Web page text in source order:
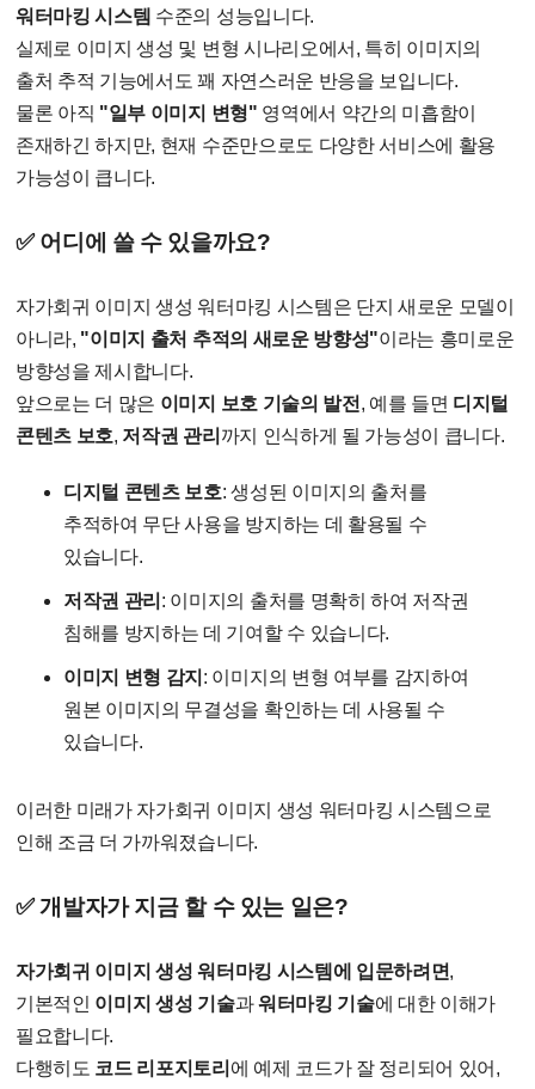
워터마킹 시스템 수준의 성능입니다.
실제로 이미지 생성 및 변형 시나리오에서, 특히 이미지의
출처 추적 기능에서도 꽤 자연스러운 반응을 보입니다.
물론 아직 "일부 이미지 변형" 영역에서 약간의 미흡함이
존재하긴 하지만, 현재 수준만으로도 다양한 서비스에 활용
가능성이 큽니다.
✅ 어디에 쓸 수 있을까요?
자가회귀 이미지 생성 워터마킹 시스템은 단지 새로운 모델이
아니라, "이미지 출처 추적의 새로운 방향성"이라는 흥미로운
방향성을 제시합니다.
앞으로는 더 많은 이미지 보호 기술의 발전 , 예를 들면 디지털
콘텐츠 보호, 저작권 관리 까지 인식하게 될 가능성이 큽니다.
디지털 콘텐츠 보호: 생성된 이미지의 출처를
추적하여 무단 사용을 방지하는 데 활용될 수
있습니다.
저작권 관리 : 이미지의 출처를 명확히 하여 저작권
침해를 방지하는 데 기여할 수 있습니다.
이미지 변형 감지 : 이미지의 변형 여부를 감지하여
원본 이미지의 무결성을 확인하는 데 사용될 수
있습니다.
이러한 미래가 자가회귀 이미지 생성 워터마킹 시스템으로
인해 조금 더 가까워졌습니다.
✅ 개발자가 지금 할 수 있는 일은?
자가회귀 이미지 생성 워터마킹 시스템에 입문하려면,
기본적인 이미지 생성 기술과워터마킹 기술에 대한 이해가
필요합니다.
다행히도 코드 리포지토리 에 예제 코드가 잘 정리되어 있어,